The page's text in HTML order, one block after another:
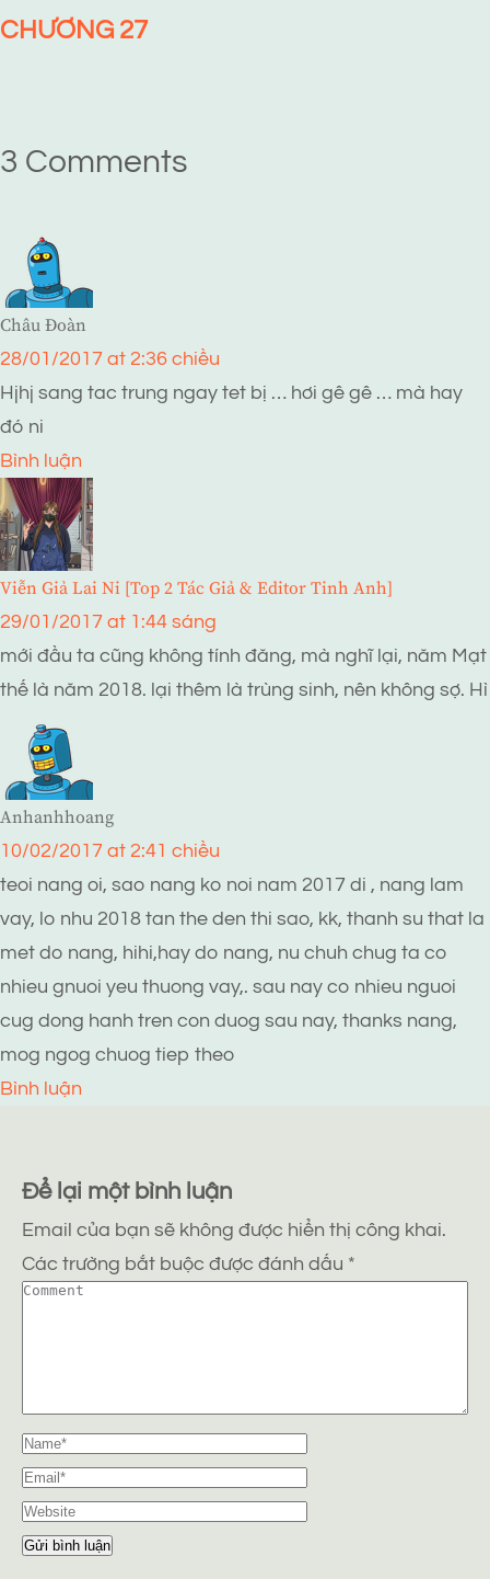
CHƯƠNG 27
3 Comments
Châu Đoàn
28/01/2017 at 2:36 chiều
Hjhj sang tac trung ngay tet bị … hơi gê gê … mà hay
đó ni
Bình luận
Viễn Giả Lai Ni [Top 2 Tác Giả & Editor Tinh Anh]
29/01/2017 at 1:44 sáng
mới đầu ta cũng không tính đăng, mà nghĩ lại, năm Mạt
thế là năm 2018. lại thêm là trùng sinh, nên không sợ. Hì
Anhanhhoang
10/02/2017 at 2:41 chiều
teoi nang oi, sao nang ko noi nam 2017 di , nang lam
vay, lo nhu 2018 tan the den thi sao, kk, thanh su that la
met do nang, hihi,hay do nang, nu chuh chug ta co
nhieu gnuoi yeu thuong vay,. sau nay co nhieu nguoi
cug dong hanh tren con duog sau nay, thanks nang,
mog ngog chuog tiep theo
Bình luận
Để lại một bình luận
Email của bạn sẽ không được hiển thị công khai.
Các trường bắt buộc được đánh dấu *